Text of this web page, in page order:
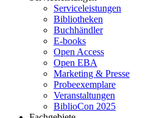
Serviceleistungen
Bibliotheken
Buchhändler
E-books
Open Access
Open EBA
Marketing & Presse
Probeexemplare
Veranstaltungen
BiblioCon 2025